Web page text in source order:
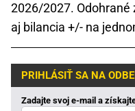
2026/2027. Odohrané
aj bilancia +/- na
PRIHLÁSIŤ SA NA
Zadajte svoj e-mail a